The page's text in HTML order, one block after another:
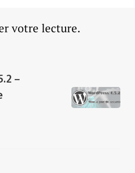
votre lecture.
–